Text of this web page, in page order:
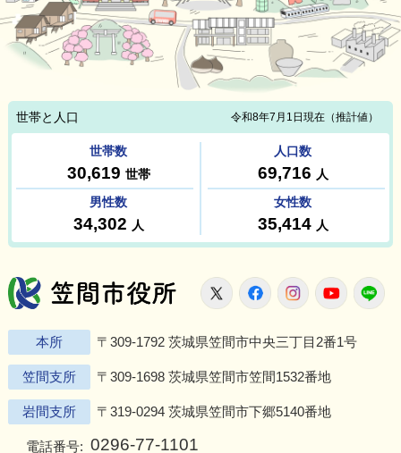
笠間市役所
X FacebookInstagram
本所 〒309-1792 茨城県笠間市中央三丁目2番1号
笠間支所 〒309-1698 茨城県笠間市笠間1532番地
岩間支所 〒319-0294 茨城県笠間市下郷5140番地
電話番号: 0296-77-1101